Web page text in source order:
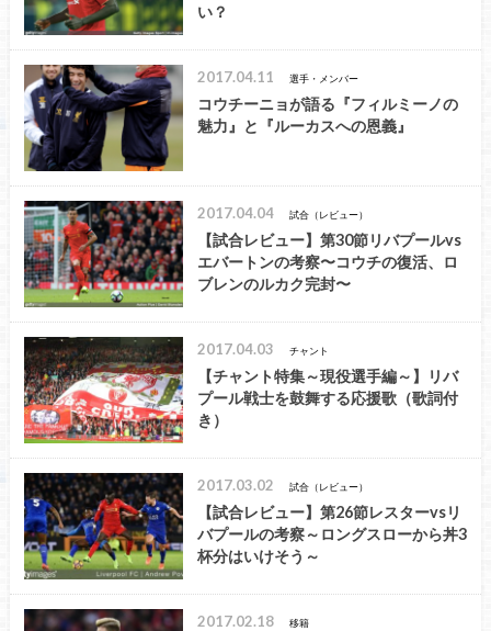
い？
2017.04.11 選手・メンバー
コウチーニョが語る『フィルミーノの
魅力』と『ルーカスへの恩義』
2017.04.04 試合（レビュー）
【試合レビュー】第30節リバプールvs
エバートンの考察〜コウチの復活、ロ
ブレンのルカク完封〜
2017.04.03 チャント
【チャント特集～現役選手編～】リバ
プール戦士を鼓舞する応援歌（歌詞付
き）
2017.03.02 試合（レビュー）
【試合レビュー】第26節レスターvsリ
バプールの考察～ロングスローから丼3
杯分はいけそう～
2017.02.18 移籍